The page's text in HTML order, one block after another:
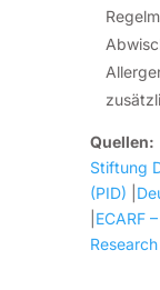
Quellen:
Stiftung
(PID)
ECARF